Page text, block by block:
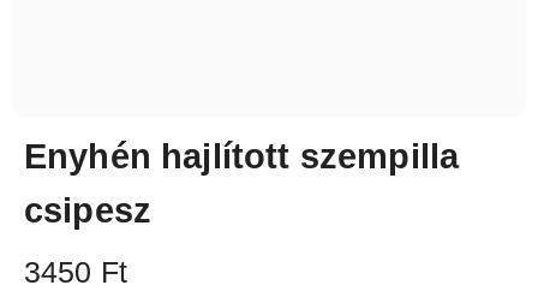
Enyhén hajlított szempilla
csipesz
3450 Ft